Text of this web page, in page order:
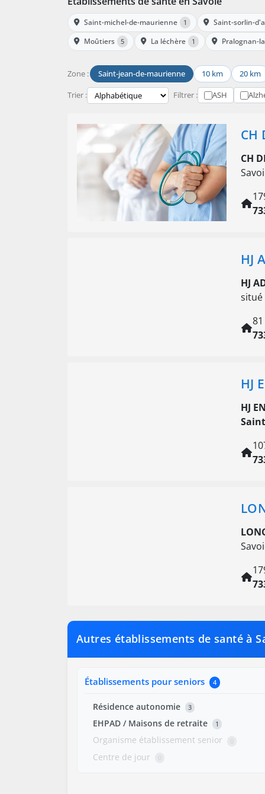
Saint-michel-de-maurienne 1
Saint-sorlin-
Moûtiers
5 La léchère 1 Pralognan-
Zone : Saint-jean-de-maurienne 10 km 20 km
Trier : Filtrer : ASH
CH
CH
HJ
HJ
HJ
HJ
Autres établissements de santé à
Établissements pour seniors 4
Résidence autonomie 3
EHPAD / Maisons de retraite 1
Organisme établissement senior 0
Centre de jour 0